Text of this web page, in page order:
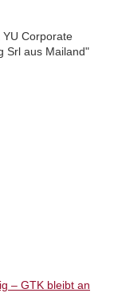
Corporate
Srl aus Mailand"
– GTK bleibt an